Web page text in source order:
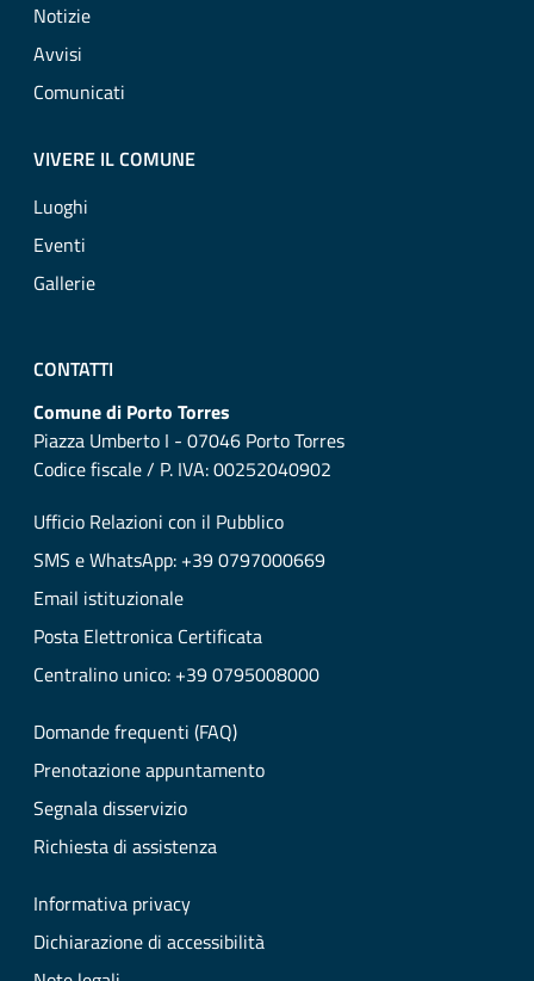
Notizie
Avvisi
Comunicati
VIVERE IL COMUNE
Luoghi
Eventi
Gallerie
CONTATTI
Comune di Porto Torres
Piazza Umberto I - 07046 Porto Torres
Codice fiscale / P. IVA: 00252040902
Ufficio Relazioni con il Pubblico
SMS e WhatsApp: +39 0797000669
Email istituzionale
Posta Elettronica Certificata
Centralino unico: +39 0795008000
Domande frequenti (FAQ)
Prenotazione appuntamento
Segnala disservizio
Richiesta di assistenza
Informativa privacy
Dichiarazione di accessibilità